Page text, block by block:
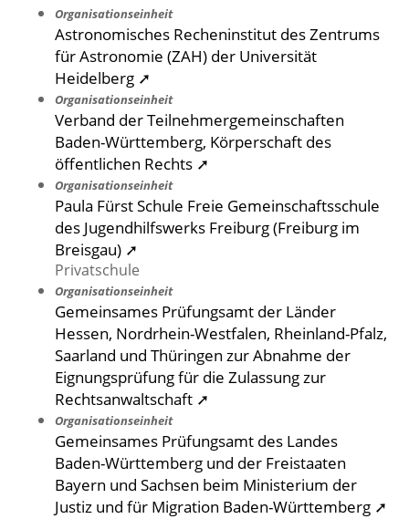
Organisationseinheit
Astronomisches Recheninstitut des Zentrums
für Astronomie (ZAH) der Universität
Heidelberg ➚
Organisationseinheit
Verband der Teilnehmergemeinschaften
Baden-Württemberg, Körperschaft des
öffentlichen Rechts ➚
Organisationseinheit
Paula Fürst Schule Freie Gemeinschaftsschule
des Jugendhilfswerks Freiburg (Freiburg im
Breisgau) ➚
Privatschule
Organisationseinheit
Gemeinsames Prüfungsamt der Länder
Hessen, Nordrhein-Westfalen, Rheinland-Pfalz,
Saarland und Thüringen zur Abnahme der
Eignungsprüfung für die Zulassung zur
Rechtsanwaltschaft ➚
Organisationseinheit
Gemeinsames Prüfungsamt des Landes
Baden-Württemberg und der Freistaaten
Bayern und Sachsen beim Ministerium der
Justiz und für Migration Baden-Württemberg ➚